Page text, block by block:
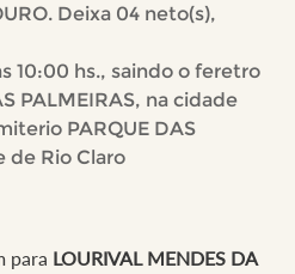
Deixa 04 neto(s),
10:00 hs., saindo o feretro
PALMEIRAS, na cidade
PARQUE DAS
de Rio Claro
para LOURIVAL MENDES DA